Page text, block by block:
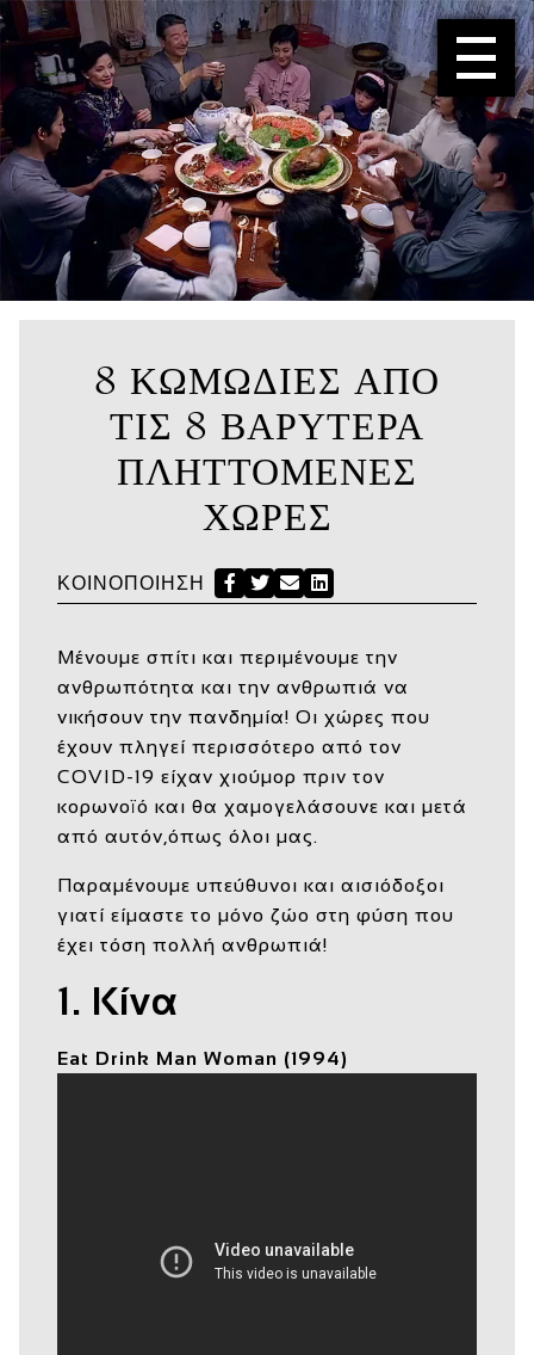
menu
8 ΚΩΜΩΔΊΕΣ ΑΠΌ
ΤΙΣ 8 ΒΑΡΎΤΕΡΑ
ΠΛΗΤΤΌΜΕΝΕΣ
ΧΏΡΕΣ
ΚΟΙΝΟΠΟΊΗΣΗ
Facebook
Twitter
Send Email
LinkedIn
Μένουμε σπίτι και περιμένουμε την
ανθρωπότητα και την ανθρωπιά να
νικήσουν την πανδημία! Οι χώρες που
έχουν πληγεί περισσότερο από τον
COVID-19 είχαν χιούμορ πριν τον
κορωνοϊό και θα χαμογελάσουνε και μετά
από αυτόν,όπως όλοι μας.
Παραμένουμε υπεύθυνοι και αισιόδοξοι
γιατί είμαστε το μόνο ζώο στη φύση που
έχει τόση πολλή ανθρωπιά!
1. Κίνα
Eat Drink Man Woman (1994)